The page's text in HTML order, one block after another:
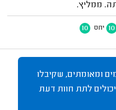
ממליץ.
10 יחס 10
ומאומתים, שקיבלו
לתת חוות דעת